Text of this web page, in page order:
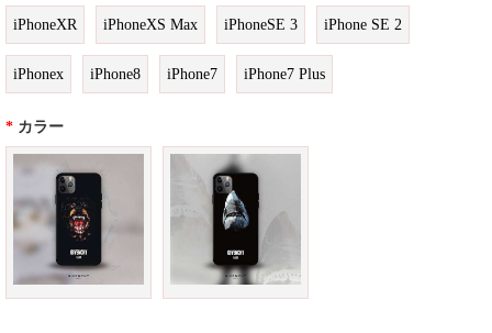
iPhoneXR iPhoneXS Max iPhoneSE 3 iPhone SE 2
iPhonex iPhone8 iPhone7 iPhone7 Plus
* カラー